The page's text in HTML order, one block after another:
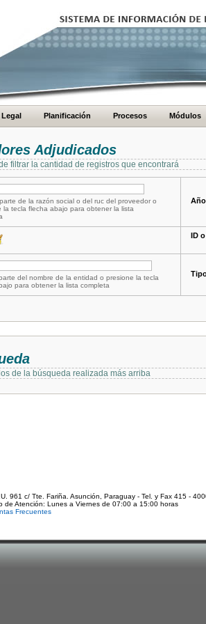
Legal Planificación Procesos Módulos
Adjudicados
filtrar la cantidad de registros que encontrará
de la razón social o del ruc del proveedor o
la tecla flecha abajo para obtener la lista
ID
del nombre de la entidad o presione la tecla
para obtener la lista completa
de la búsqueda realizada más arriba
961 c/ Tte. Fariña. Asunción, Paraguay - Tel. y Fax 415 -
de Atención: Lunes a Viernes de 07:00 a 15:00 horas
Frecuentes